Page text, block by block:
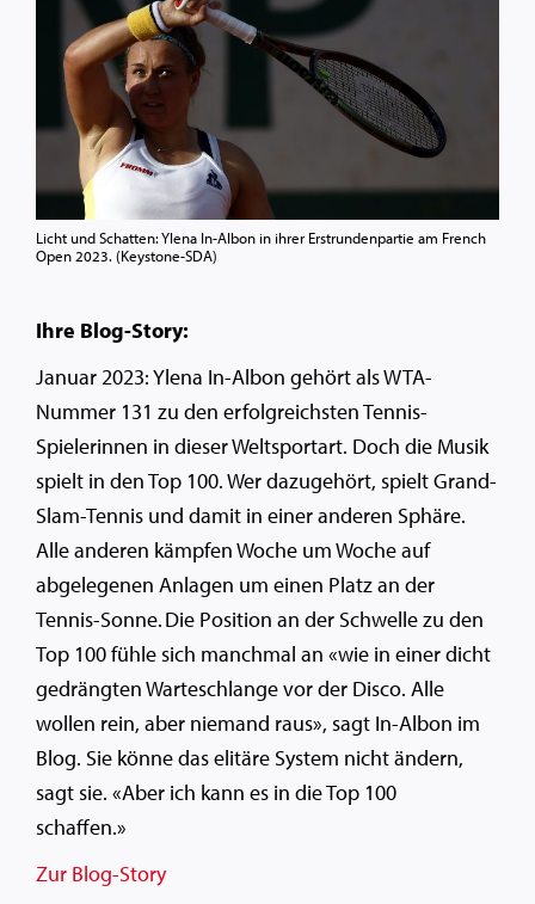
Licht und Schatten: Ylena In-Albon in ihrer Erstrundenpartie am French
Open 2023. (Keystone-SDA)
Ihre Blog-Story:
Januar 2023: Ylena In-Albon gehört als WTA-
Nummer 131 zu den erfolgreichsten Tennis-
Spielerinnen in dieser Weltsportart. Doch die Musik
spielt in den Top 100. Wer dazugehört, spielt Grand-
Slam-Tennis und damit in einer anderen Sphäre.
Alle anderen kämpfen Woche um Woche auf
abgelegenen Anlagen um einen Platz an der
Tennis-Sonne. Die Position an der Schwelle zu den
Top 100 fühle sich manchmal an «wie in einer dicht
gedrängten Warteschlange vor der Disco. Alle
wollen rein, aber niemand raus», sagt In-Albon im
Blog. Sie könne das elitäre System nicht ändern,
sagt sie. «Aber ich kann es in die Top 100
schaffen.»
Zur Blog-Story